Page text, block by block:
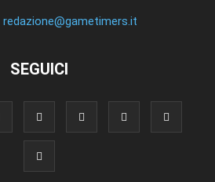
redazione@gametimers.it
SEGUICI